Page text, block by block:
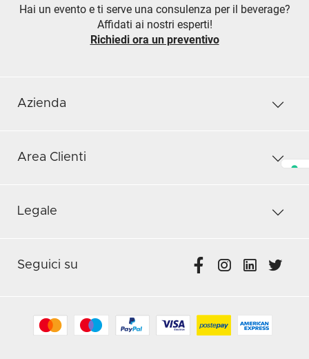
Hai un evento e ti serve una consulenza per il beverage?
Affidati ai nostri esperti!
Richiedi ora un preventivo
Azienda
Area Clienti
Legale
Seguici su